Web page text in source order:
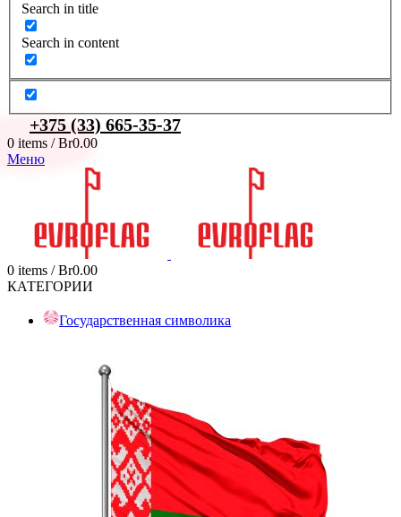
Search in title
Search in content
+375 (33) 665-35-37
0 items / Br0.00
Меню
0 items / Br0.00
КАТЕГОРИИ
Государственная символика